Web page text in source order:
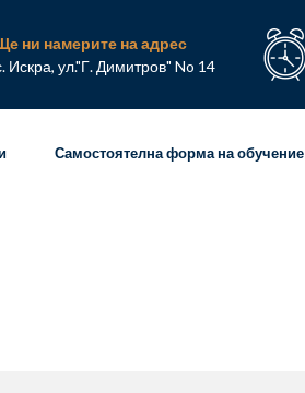
ни намерите на адрес
Искра, ул."Г. Димитров" No 14
Самостоятелна форма на обучение